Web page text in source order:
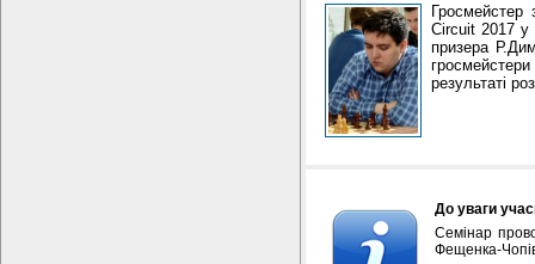
Circuit 2017 у
призера
результаті
До уваги
Семінар
Фещенка-